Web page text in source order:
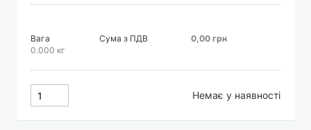
Вага
0.000 кг
Сума з ПДВ 0,00 грн
Немає у наявності